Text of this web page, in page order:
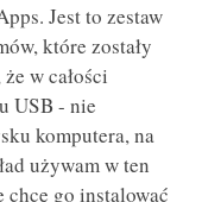
Jest to zestaw
które zostały
w całości
USB - nie
komputera, na
używam w ten
chcę go instalować